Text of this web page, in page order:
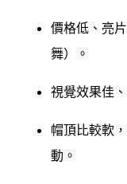
價格低、亮
舞）。
視覺效果佳
帽頂比較軟
動。